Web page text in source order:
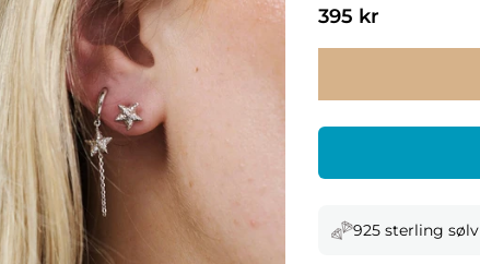
Normal
pris
395 kr
925 sterling sølv